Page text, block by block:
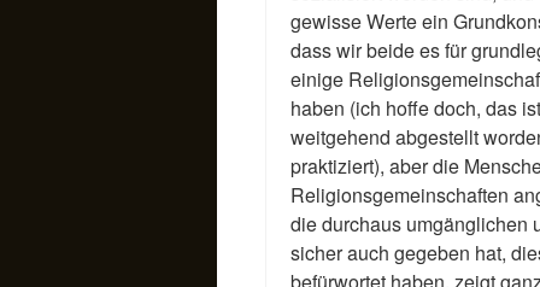
gewisse Werte ein
dass wir beide es für
einige
haben (ich hoffe doch, das
weitgehend abgestellt
praktiziert), aber die
Religionsgemeinschaften
die durchaus umgänglichen
sicher auch gegeben hat,